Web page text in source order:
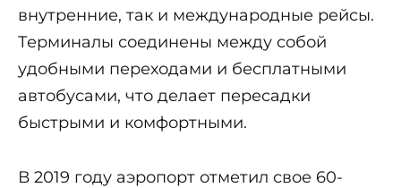
внутренние, так и международные рейсы.
Терминалы соединены между собой
удобными переходами и бесплатными
автобусами, что делает пересадки
быстрыми и комфортными.
В 2019 году аэропорт отметил свое 60-